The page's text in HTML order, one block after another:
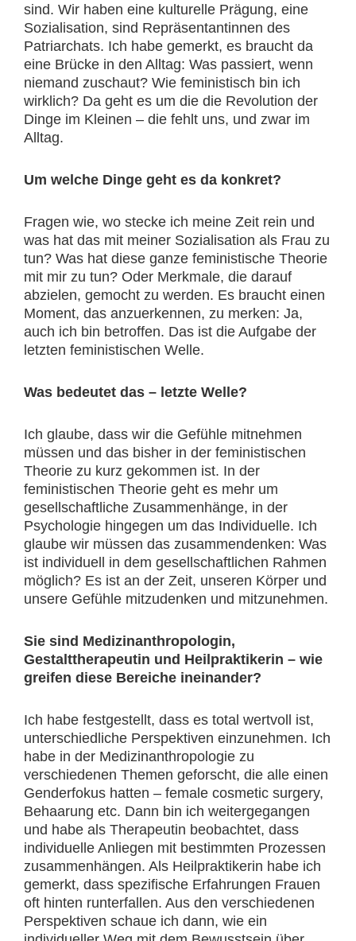
sind. Wir haben eine kulturelle Prägung, eine
Sozialisation, sind Repräsentantinnen des
Patriarchats. Ich habe gemerkt, es braucht da
eine Brücke in den Alltag: Was passiert, wenn
niemand zuschaut? Wie feministisch bin ich
wirklich? Da geht es um die die Revolution der
Dinge im Kleinen – die fehlt uns, und zwar im
Alltag.
Um welche Dinge geht es da konkret?
Fragen wie, wo stecke ich meine Zeit rein und
was hat das mit meiner Sozialisation als Frau zu
tun? Was hat diese ganze feministische Theorie
mit mir zu tun? Oder Merkmale, die darauf
abzielen, gemocht zu werden. Es braucht einen
Moment, das anzuerkennen, zu merken: Ja,
auch ich bin betroffen. Das ist die Aufgabe der
letzten feministischen Welle.
Was bedeutet das – letzte Welle?
Ich glaube, dass wir die Gefühle mitnehmen
müssen und das bisher in der feministischen
Theorie zu kurz gekommen ist. In der
feministischen Theorie geht es mehr um
gesellschaftliche Zusammenhänge, in der
Psychologie hingegen um das Individuelle. Ich
glaube wir müssen das zusammendenken: Was
ist individuell in dem gesellschaftlichen Rahmen
möglich? Es ist an der Zeit, unseren Körper und
unsere Gefühle mitzudenken und mitzunehmen.
Sie sind Medizinanthropologin,
Gestalttherapeutin und Heilpraktikerin – wie
greifen diese Bereiche ineinander?
Ich habe festgestellt, dass es total wertvoll ist,
unterschiedliche Perspektiven einzunehmen. Ich
habe in der Medizinanthropologie zu
verschiedenen Themen geforscht, die alle einen
Genderfokus hatten – female cosmetic surgery,
Behaarung etc. Dann bin ich weitergegangen
und habe als Therapeutin beobachtet, dass
individuelle Anliegen mit bestimmten Prozessen
zusammenhängen. Als Heilpraktikerin habe ich
gemerkt, dass spezifische Erfahrungen Frauen
oft hinten runterfallen. Aus den verschiedenen
Perspektiven schaue ich dann, wie ein